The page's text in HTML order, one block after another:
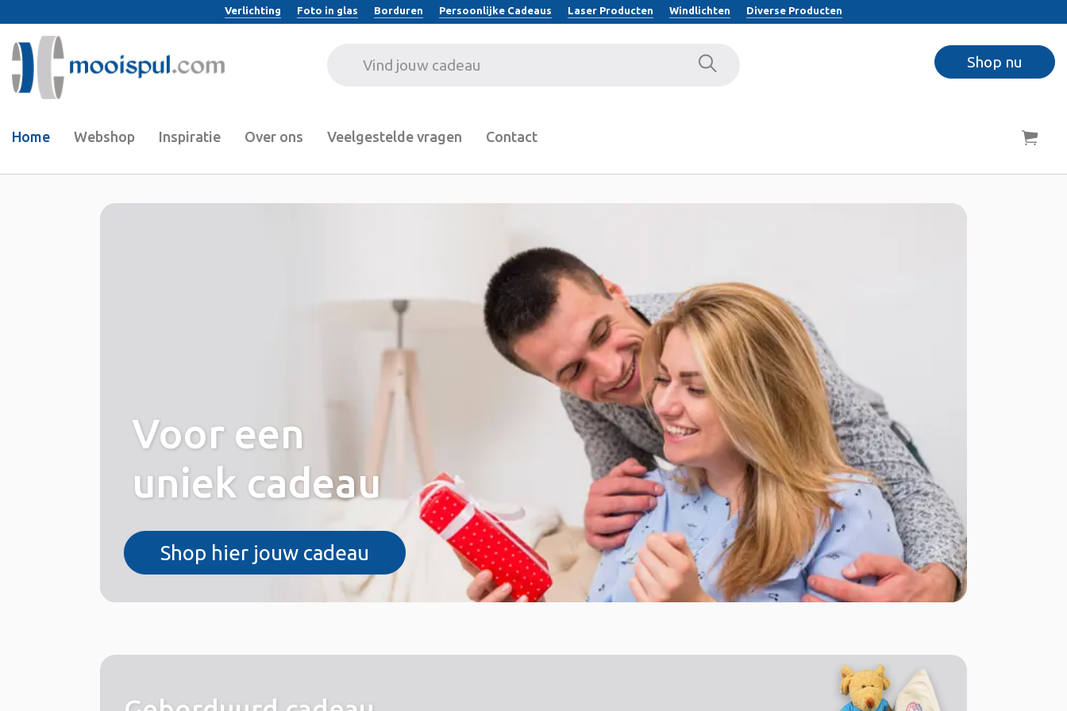
Verlichting Foto in glas Borduren Persoonlijke Cadeaus Laser Producten Windlichten Diverse Producten
Zoeken
Home Webshop Inspiratie Over ons Veelgestelde vragen Contact
Shop nu
Voor een
uniek cadeau
Shop hier jouw cadeau